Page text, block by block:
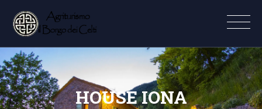
HOUSE IONA